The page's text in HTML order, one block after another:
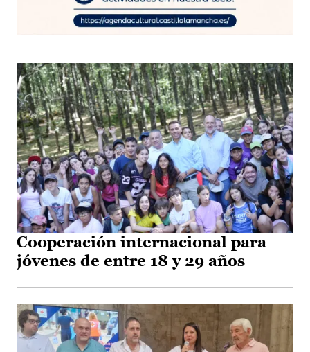
Cooperación internacional para
jóvenes de entre 18 y 29 años